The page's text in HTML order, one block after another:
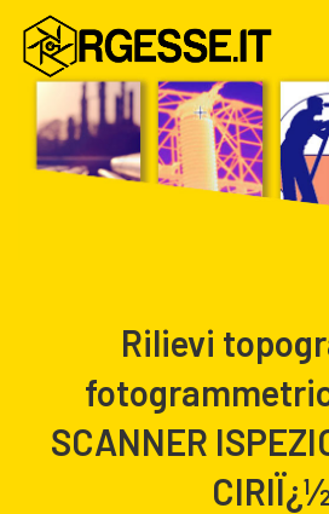
Rilievi
SCANNER